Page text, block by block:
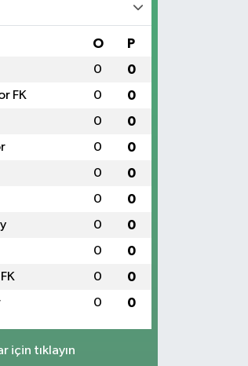
O P
0 0
FK 0 0
0 0
0 0
0 0
0 0
0 0
0 0
0 0
0 0
için tıklayın